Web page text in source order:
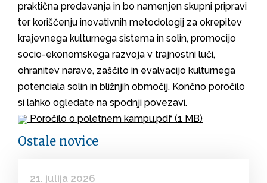
praktična predavanja in bo namenjen skupni pripravi
ter koriščenju inovativnih metodologij za okrepitev
krajevnega kulturnega sistema in solin, promocijo
socio-ekonomskega razvoja v trajnostni luči,
ohranitev narave, zaščito in evalvacijo kulturnega
potenciala solin in bližnjih območij. Končno poročilo
si lahko ogledate na spodnji povezavi.
Poročilo o poletnem kampu.pdf (1 MB)
Ostale novice
21. julija 2026